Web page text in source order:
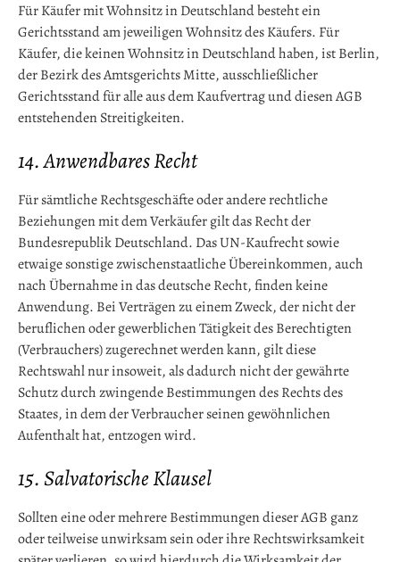
Für Käufer mit Wohnsitz in Deutschland besteht ein
Gerichtsstand am jeweiligen Wohnsitz des Käufers. Für
Käufer, die keinen Wohnsitz in Deutschland haben, ist Berlin,
der Bezirk des Amtsgerichts Mitte, ausschließlicher
Gerichtsstand für alle aus dem Kaufvertrag und diesen AGB
entstehenden Streitigkeiten.
14. Anwendbares Recht
Für sämtliche Rechtsgeschäfte oder andere rechtliche
Beziehungen mit dem Verkäufer gilt das Recht der
Bundesrepublik Deutschland. Das UN-Kaufrecht sowie
etwaige sonstige zwischenstaatliche Übereinkommen, auch
nach Übernahme in das deutsche Recht, finden keine
Anwendung. Bei Verträgen zu einem Zweck, der nicht der
beruflichen oder gewerblichen Tätigkeit des Berechtigten
(Verbrauchers) zugerechnet werden kann, gilt diese
Rechtswahl nur insoweit, als dadurch nicht der gewährte
Schutz durch zwingende Bestimmungen des Rechts des
Staates, in dem der Verbraucher seinen gewöhnlichen
Aufenthalt hat, entzogen wird.
15. Salvatorische Klausel
Sollten eine oder mehrere Bestimmungen dieser AGB ganz
oder teilweise unwirksam sein oder ihre Rechtswirksamkeit